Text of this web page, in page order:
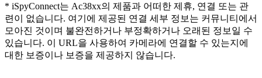
* iSpyConnect는 Ac38xx의 제품과 어떠한 제휴, 연결 또는 관
련이 없습니다. 여기에 제공된 연결 세부 정보는 커뮤니티에서
모아진 것이며 불완전하거나 부정확하거나 오래된 정보일 수
있습니다. 이 URL을 사용하여 카메라에 연결할 수 있는지에
대한 보증이나 보증을 제공하지 않습니다.